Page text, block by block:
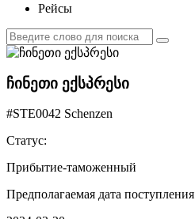
Рейсы
ჩინეთი ექსპრესი
#STE0042 Schenzen
Статус:
Прибытие-таможенный
Предполагаемая дата поступления